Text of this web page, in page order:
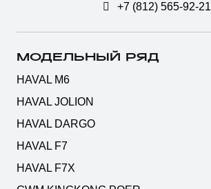
+7 (812) 565-92-21
МОДЕЛЬНЫЙ РЯД
HAVAL M6
HAVAL JOLION
HAVAL DARGO
HAVAL F7
HAVAL F7X